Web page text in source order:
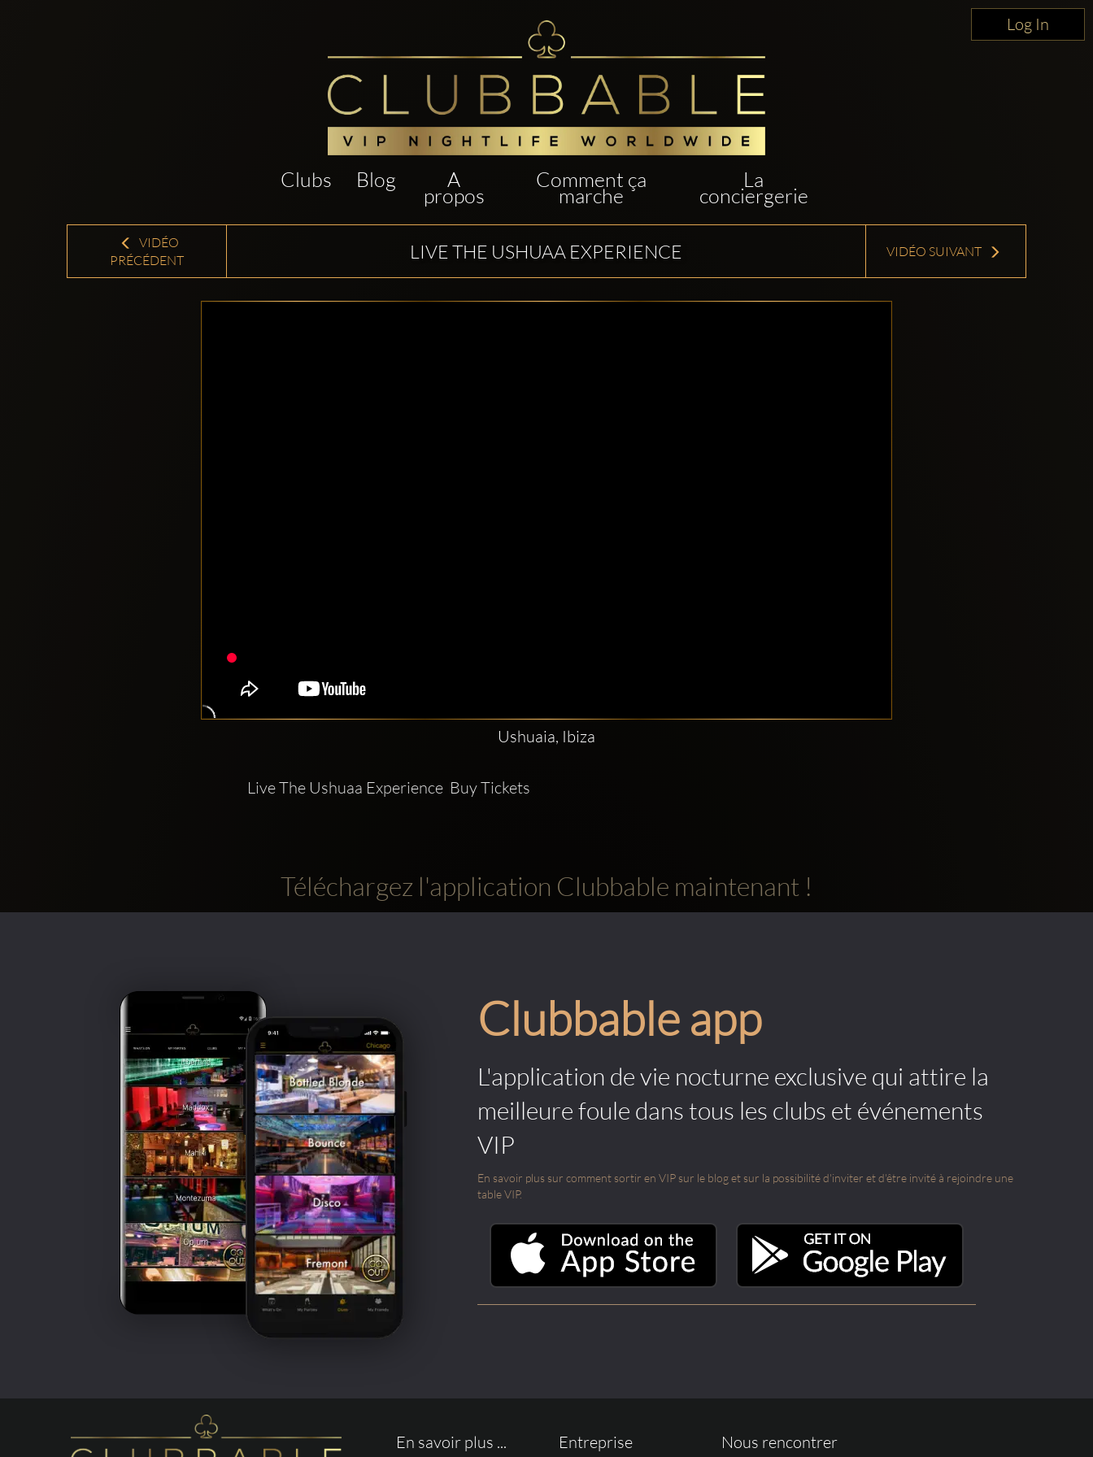
Log In
Clubs Blog A
propos
Comment ça
marche
La
conciergerie
VIDÉO
PRÉCÉDENT
LIVE THE USHUAA EXPERIENCE VIDÉO SUIVANT
Ushuaia, Ibiza
Live The Ushuaa Experience  Buy Tickets
Téléchargez l'application Clubbable maintenant !
Clubbable app
L'application de vie nocturne exclusive qui attire la
meilleure foule dans tous les clubs et événements
VIP
En savoir plus sur comment sortir en VIP sur le blog et sur la possibilité d'inviter et d'être invité à rejoindre une
table VIP.
En savoir plus ... Entreprise Nous rencontrer